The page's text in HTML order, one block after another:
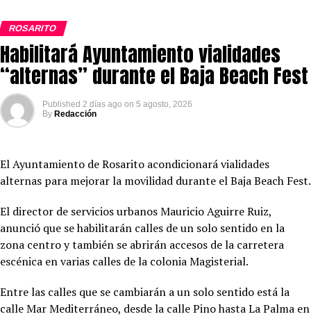
ROSARITO
Habilitará Ayuntamiento vialidades
“alternas” durante el Baja Beach Fest
Published 2 días ago on 5 agosto, 2026
By Redacción
El Ayuntamiento de Rosarito acondicionará vialidades
alternas para mejorar la movilidad durante el Baja Beach Fest.
El director de servicios urbanos Mauricio Aguirre Ruiz,
anunció que se habilitarán calles de un solo sentido en la
zona centro y también se abrirán accesos de la carretera
escénica en varias calles de la colonia Magisterial.
Entre las calles que se cambiarán a un solo sentido está la
calle Mar Mediterráneo, desde la calle Pino hasta La Palma en